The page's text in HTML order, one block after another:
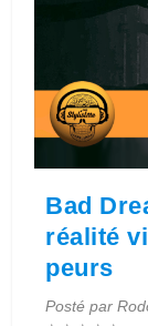
Bad
réalité
peurs
Posté par